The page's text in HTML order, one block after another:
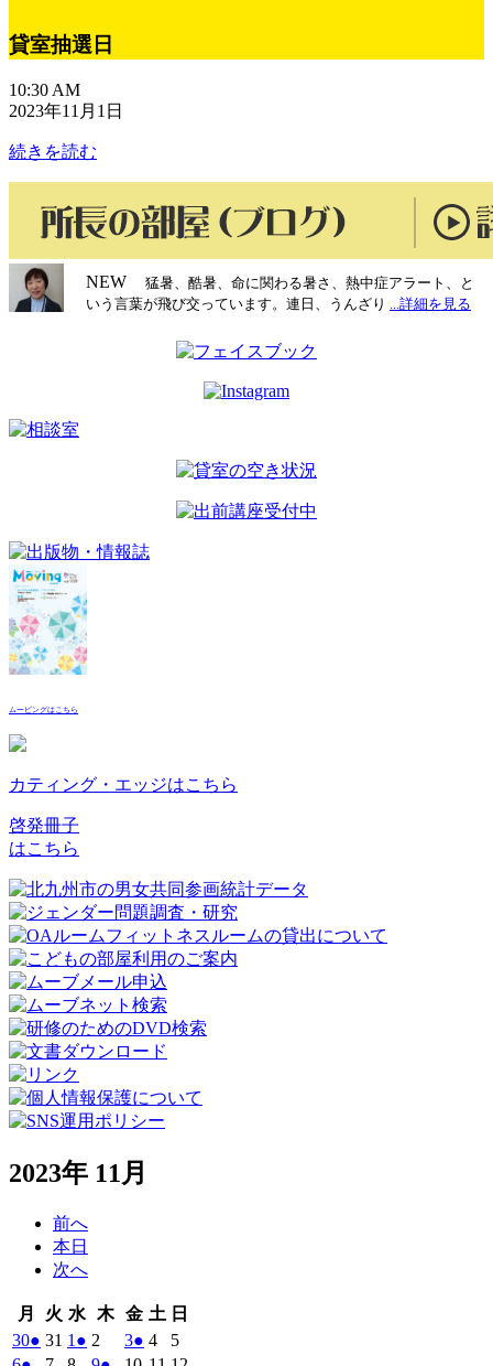
貸室抽選日
10:30 AM
2023年11月1日
続きを読む
NEW
猛暑、酷暑、命に関わる暑さ、熱中症アラート、と
いう言葉が飛び交っています。連日、うんざり ...詳細を見る
ムービングはこちら
カティング・エッジはこちら
啓発冊子
はこちら
2023年 11月
前へ
本日
次へ
月
月
曜
日
火 火
曜
日
水 水
曜
日
木木
曜
日
金金
曜
日
土 土
曜
日
日
302023
年
● (1
件
31 2023
年
1 2023
年
● (1
件
2 2023
年
32023
年
● (1
件
42023
年
52023
年